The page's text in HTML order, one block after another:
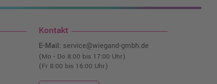
Kontakt
E-Mail: service@wiegand-gmbh.de
(Mo - Do 8:00 bis 17:00 Uhr)
(Fr 8:00 bis 16:00 Uhr)